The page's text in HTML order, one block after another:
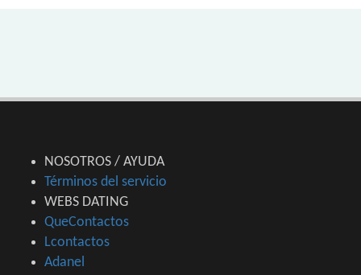
NOSOTROS / AYUDA
Términos del servicio
WEBS DATING
QueContactos
Lcontactos
Adanel